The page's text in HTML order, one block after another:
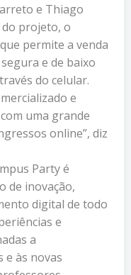
e Thiago
do projeto, o
permite a venda
e de baixo
do celular.
e
uma grande
online”, diz
Party é
de inovação,
digital de todo
e
a
e às novas